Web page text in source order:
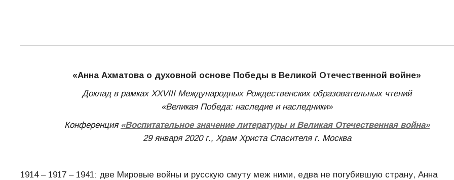
«Анна Ахматова о духовной основе Победы в Великой Отечественной войне»
Доклад в рамках XXVIII Международных Рождественских образовательных чтений
«Великая Победа: наследие и наследники»
Конференция «Воспитательное значение литературы и Великая Отечественная война»
29 января 2020 г., Храм Христа Спасителя г. Москва
1914 ‒ 1917 ‒ 1941: две Мировые войны и русскую смуту меж ними, едва не погубившую страну, Анна